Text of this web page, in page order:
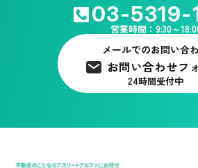
03-5319-
営業時間：9:30～
メールでのお問い合
お問い合わせフ
24時間受付中